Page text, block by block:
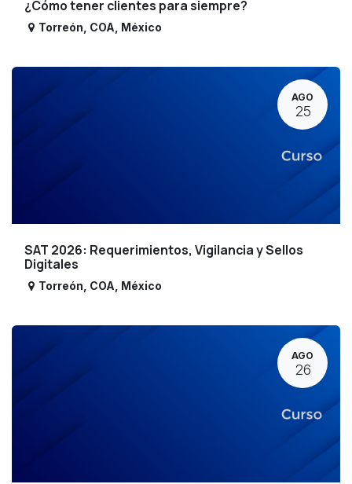
¿Cómo tener clientes para siempre?
Torreón COA México
AGO
25
SAT 2026: Requerimientos, Vigilancia y Sellos
Digitales
Torreón COA México
AGO
26